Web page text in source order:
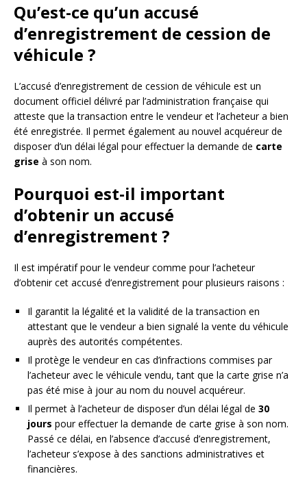
Qu’est-ce qu’un accusé
d’enregistrement de cession de
véhicule ?
L’accusé d’enregistrement de cession de véhicule est un
document officiel délivré par l’administration française qui
atteste que la transaction entre le vendeur et l’acheteur a bien
été enregistrée. Il permet également au nouvel acquéreur de
disposer d’un délai légal pour effectuer la demande de carte
grise à son nom.
Pourquoi est-il important
d’obtenir un accusé
d’enregistrement ?
Il est impératif pour le vendeur comme pour l’acheteur
d’obtenir cet accusé d’enregistrement pour plusieurs raisons :
Il garantit la légalité et la validité de la transaction en
attestant que le vendeur a bien signalé la vente du véhicule
auprès des autorités compétentes.
Il protège le vendeur en cas d’infractions commises par
l’acheteur avec le véhicule vendu, tant que la carte grise n’a
pas été mise à jour au nom du nouvel acquéreur.
Il permet à l’acheteur de disposer d’un délai légal de 30
jours pour effectuer la demande de carte grise à son nom.
Passé ce délai, en l’absence d’accusé d’enregistrement,
l’acheteur s’expose à des sanctions administratives et
financières.